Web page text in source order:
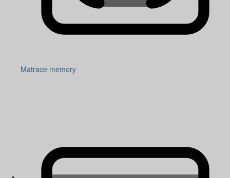
Matrace memory